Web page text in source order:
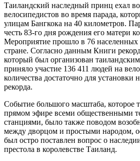
Таиландский наследный принц ехал во
велосипедистов во время парада,
улицам Бангкока на 40 километров.
честь 83-го дня рождения его матери
Мероприятие прошло в 76 населенных
стране. Согласно данным Книги
который был организован
приняло участие 136 411 людей на
количества достаточно для установки
рекорда.
Событие большого масштаба, которое
прямом эфире всеми общественными
станциями, было также поводом
между дворцом и простыми народом,
был остро поставлен вопрос о
престола в королевстве Таиланд.